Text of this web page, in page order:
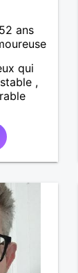
ans
qui
,